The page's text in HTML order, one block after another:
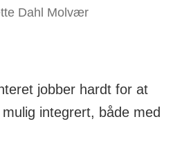
Dahl Molvær
jobber hardt for at
integrert, både med